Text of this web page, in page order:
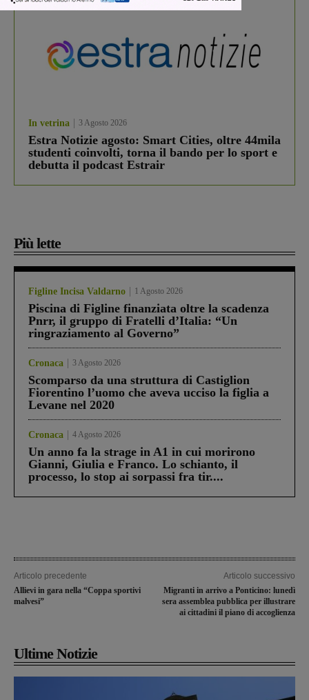
In vetrina 3 Agosto 2026
Estra Notizie agosto: Smart Cities, oltre 44mila
studenti coinvolti, torna il bando per lo sport e
debutta il podcast Estrair
Più lette
Figline Incisa Valdarno 1 Agosto 2026
Piscina di Figline finanziata oltre la scadenza
Pnrr, il gruppo di Fratelli d’Italia: “Un
ringraziamento al Governo”
Cronaca 3 Agosto 2026
Scomparso da una struttura di Castiglion
Fiorentino l’uomo che aveva ucciso la figlia a
Levane nel 2020
Cronaca 4 Agosto 2026
Un anno fa la strage in A1 in cui morirono
Gianni, Giulia e Franco. Lo schianto, il
processo, lo stop ai sorpassi fra tir....
Articolo precedente
Allievi in gara nella “Coppa sportivi
malvesi”
Articolo successivo
Migranti in arrivo a Ponticino: lunedì
sera assemblea pubblica per illustrare
ai cittadini il piano di accoglienza
Ultime Notizie